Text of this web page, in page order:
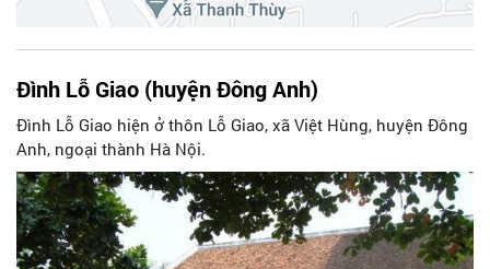
Đình Lỗ Giao (huyện Đông Anh)
Đình Lỗ Giao hiện ở thôn Lỗ Giao, xã Việt Hùng, huyện Đông
Anh, ngoại thành Hà Nội.